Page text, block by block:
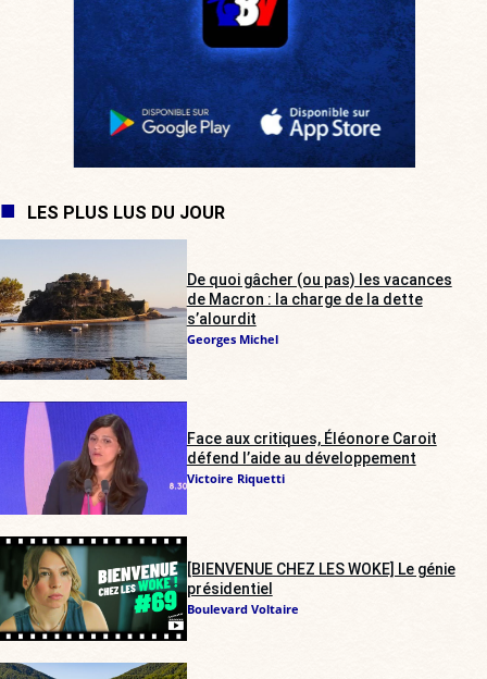
LES PLUS LUS DU JOUR
De quoi gâcher (ou pas) les vacances
de Macron : la charge de la dette
s’alourdit
Georges Michel
Face aux critiques, Éléonore Caroit
défend l’aide au développement
Victoire Riquetti
[BIENVENUE CHEZ LES WOKE] Le génie
présidentiel
Boulevard Voltaire